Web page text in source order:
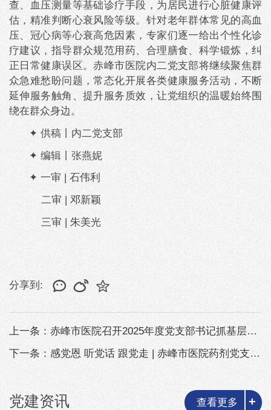
查、血压测量等基础诊疗手段，为居民进行心脏健康评
估，精准判断心衰风险等级。针对老年群体常见的高血
压、冠心病等心衰高危因素，专家们逐一给出个性化诊
疗建议，指导群众规范用药、合理膳食、科学锻炼，纠
正日常健康误区。赤峰市医院内二党支部将继续聚焦群
众急难愁盼问题，常态化开展各类健康服务活动，不断
延伸服务触角、提升服务质效，让党组织的温暖始终围
绕在群众身边。
✦ 供稿丨内二党支部
✦ 编辑丨张燕妮
✦ 一审 | 石伟利
二审 | 邓新颖
三审 | 朱美光
分享到:
上一条：赤峰市医院召开2025年度党支部书记抓基层党建述职评议考核大会
下一条：感党恩 听党话 跟党走 | 赤峰市医院药剂党支部与赤峰公交乘客综合...
党建资讯 查看更多 +